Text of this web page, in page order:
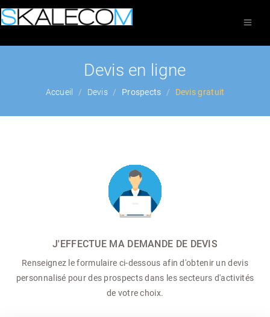
Devis en ligne
Accueil Devis Prospects Devis gratuit
J'EFFECTUE MA DEMANDE DE DEVIS
Renseignez le formulaire ci-dessous afin d'obtenir un devis
personnalisé pour des prospects dans les secteurs d'activités
de votre choix.